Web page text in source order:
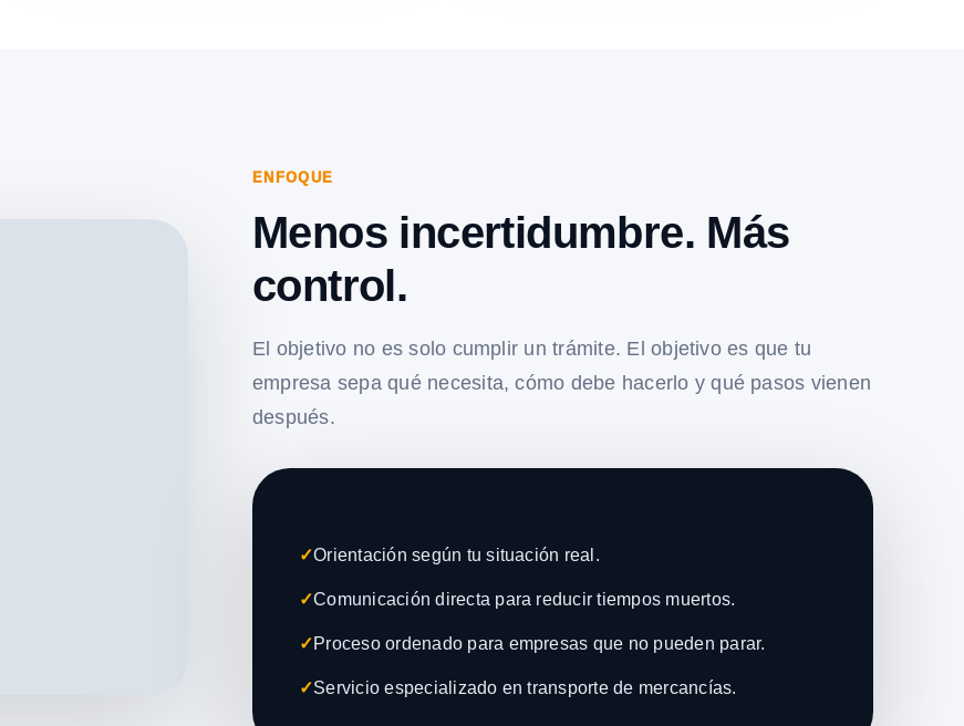
ENFOQUE
Menos incertidumbre. Más
control.
El objetivo no es solo cumplir un trámite. El objetivo es que tu
empresa sepa qué necesita, cómo debe hacerlo y qué pasos vienen
después.
✓Orientación según tu situación real.
✓Comunicación directa para reducir tiempos muertos.
✓Proceso ordenado para empresas que no pueden parar.
✓Servicio especializado en transporte de mercancías.